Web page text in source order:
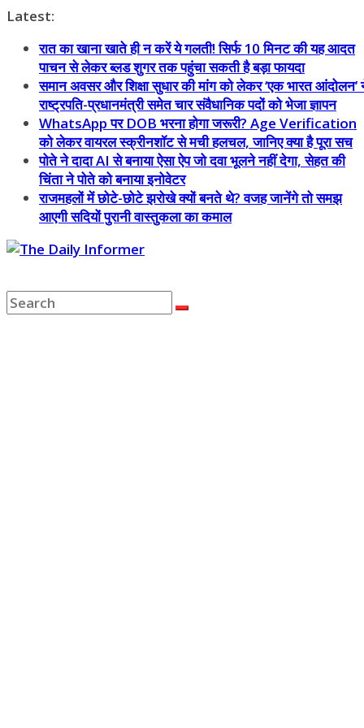
Skip
content
Latest:
रात का खाना खाते ही न करें ये गलती! सिर्फ 10 मिनट की यह आदत
पाचन से लेकर ब्लड शुगर तक पहुंचा सकती है बड़ा फायदा
समान अवसर और शिक्षा सुधार की मांग को लेकर ‘एक भारत आंदोलन’
राष्ट्रपति-प्रधानमंत्री समेत चार संवैधानिक पदों को भेजा ज्ञापन
WhatsApp पर DOB भरना होगा जरूरी? Age Verification
को लेकर वायरल स्क्रीनशॉट से मची हलचल, जानिए क्या है पूरा सच
पोते ने दादा AI से बनाया ऐसा ऐप जो दवा भूलने नहीं देगा, सेहत की
चिंता ने पोते को बनाया इनोवेटर
राजमहलों में छोटे-छोटे झरोखे क्यों बनते थे? वजह जानेंगे तो समझ
आएगी सदियों पुरानी वास्तुकला का कमाल